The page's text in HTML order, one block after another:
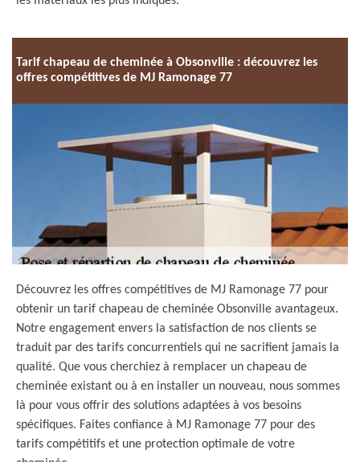
Tarif chapeau de cheminée à Obsonville : découvrez les
offres compétitives de MJ Ramonage 77
Découvrez les offres compétitives de MJ Ramonage 77 pour
obtenir un tarif chapeau de cheminée Obsonville avantageux.
Notre engagement envers la satisfaction de nos clients se
traduit par des tarifs concurrentiels qui ne sacrifient jamais la
qualité. Que vous cherchiez à remplacer un chapeau de
cheminée existant ou à en installer un nouveau, nous sommes
là pour vous offrir des solutions adaptées à vos besoins
spécifiques. Faites confiance à MJ Ramonage 77 pour des
tarifs compétitifs et une protection optimale de votre